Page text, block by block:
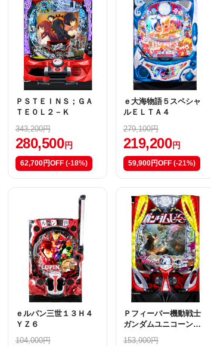
ＰＳＴＥＩＮＳ；ＧＡ
ＴＥ０Ｌ２－Ｋ
343,200円
280,500 円
62,700円OFF (-18%)
ｅ大海物語５スペシャ
ルＥＬＴＡ４
279,100円
219,200 円
59,900円OFF (-21%)
ｅルパン三世１３Ｈ４
ＹＺ６
104,000円
Ｐフィーバー機動戦士
ガンダムユニコーン
153,900円